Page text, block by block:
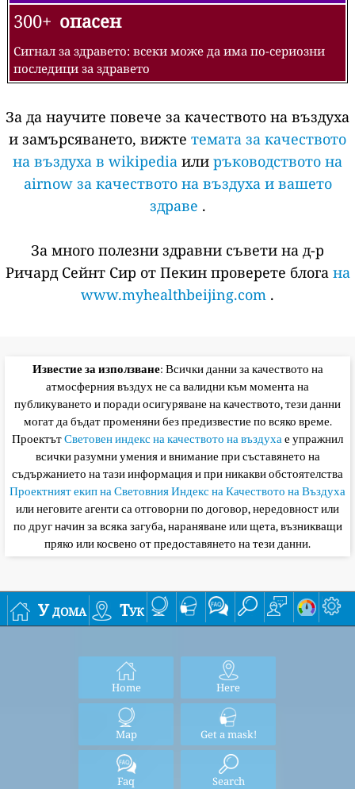
300+ опасен
Сигнал за здравето: всеки може да има по-сериозни
последици за здравето
За да научите повече за качеството на въздуха
и замърсяването, вижте темата за качеството
на въздуха в wikipedia или ръководството на
airnow за качеството на въздуха и вашето
здраве .
За много полезни здравни съвети на д-р
Ричард Сейнт Сир от Пекин проверете блога на
www.myhealthbeijing.com .
Известие за използване: Всички данни за качеството на
атмосферния въздух не са валидни към момента на
публикуването и поради осигуряване на качеството, тези данни
могат да бъдат променяни без предизвестие по всяко време.
ПроектътСветовен индекс на качеството на въздухае упражнил
всички разумни умения и внимание при съставянето на
съдържанието на тази информация и при никакви обстоятелства
Проектният екип на Световния Индекс на Качеството на Въздуха
или неговите агенти са отговорни по договор, нередовност или
по друг начин за всяка загуба, нараняване или щета, възникващи
пряко или косвено от предоставянето на тези данни.
У дома Тук
Home Here
Map Get a mask!
Faq Search